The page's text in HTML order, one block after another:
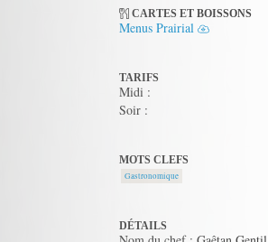
CARTES ET BOISSONS
Menus Prairial
TARIFS
Midi :
Soir :
MOTS CLEFS
Gastronomique
DÉTAILS